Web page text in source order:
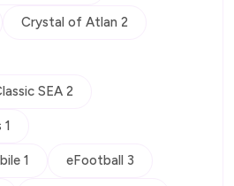
Crystal of Atlan 2
SEA 2
1 eFootball 3